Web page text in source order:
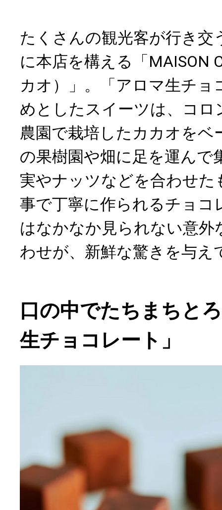
たくさんの観光客が行き交
に本店を構える「MAISON
カオ）」。「アロマ生チョ
めとしたスイーツは、コロ
農園で栽培したカカオをベ
の果樹園や畑に足を運んで
実やナッツなどを合わせた
事で丁寧に作られるチョコ
はなかなか見られない意外
わせが、新鮮な驚きを与え
口の中でたちまちと
生チョコレート」